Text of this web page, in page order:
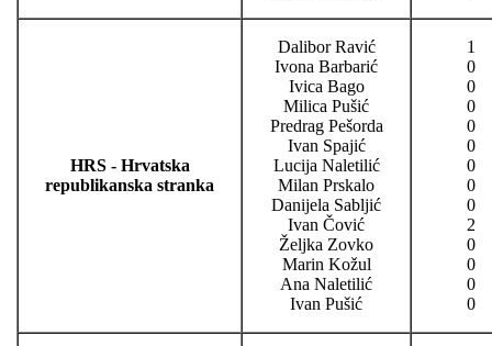
HRS - Hrvatska
republikanska stranka
Dalibor Ravić
Ivona Barbarić
Ivica Bago
Milica Pušić
Predrag Pešorda
Ivan Spajić
Lucija Naletilić
Milan Prskalo
Danijela Sabljić
Ivan Čović
Željka Zovko
Marin Kožul
Ana Naletilić
Ivan Pušić
1
0
0
0
0
0
0
0
0
2
0
0
0
0